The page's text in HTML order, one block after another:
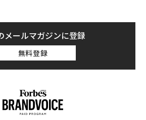
メールマガジンに登録
無料登録